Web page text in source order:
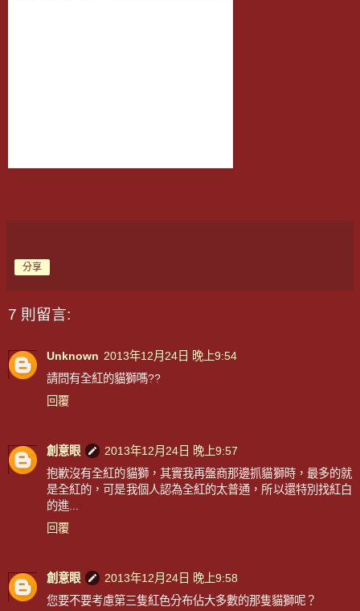
分享
7 則留言:
Unknown 2013年12月24日 晚上9:54
請問有全紅的貓獅嗎??
回覆
創意眼
2013年12月24日 晚上9:57
抱歉沒有全紅的貓獅，其實我再盤商那邊抓貓獅時，最多的就
是全紅的，可是我個人認為全紅的太普通，所以還特別找紅白
的進...
回覆
創意眼
2013年12月24日 晚上9:58
您要不要考慮第三隻紅色分布佔大多數的那隻貓獅呢？